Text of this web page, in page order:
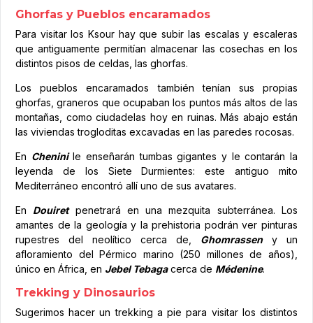
Ghorfas y Pueblos encaramados
Para visitar los Ksour hay que subir las escalas y escaleras
que antiguamente permitían almacenar las cosechas en los
distintos pisos de celdas, las ghorfas.
Los pueblos encaramados también tenían sus propias
ghorfas, graneros que ocupaban los puntos más altos de las
montañas, como ciudadelas hoy en ruinas. Más abajo están
las viviendas trogloditas excavadas en las paredes rocosas.
En Cheninile enseñarán tumbas gigantes y le contarán la
leyenda de los Siete Durmientes: este antiguo mito
Mediterráneo encontró allí uno de sus avatares.
En Douiretpenetrará en una mezquita subterránea. Los
amantes de la geología y la prehistoria podrán ver pinturas
rupestres del neolítico cerca de, Ghomrasseny un
afloramiento del Pérmico marino (250 millones de años),
único en África, en Jebel Tebagacerca de Médenine.
Trekking y Dinosaurios
Sugerimos hacer un trekking a pie para visitar los distintos